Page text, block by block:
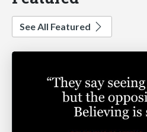
See All Featured